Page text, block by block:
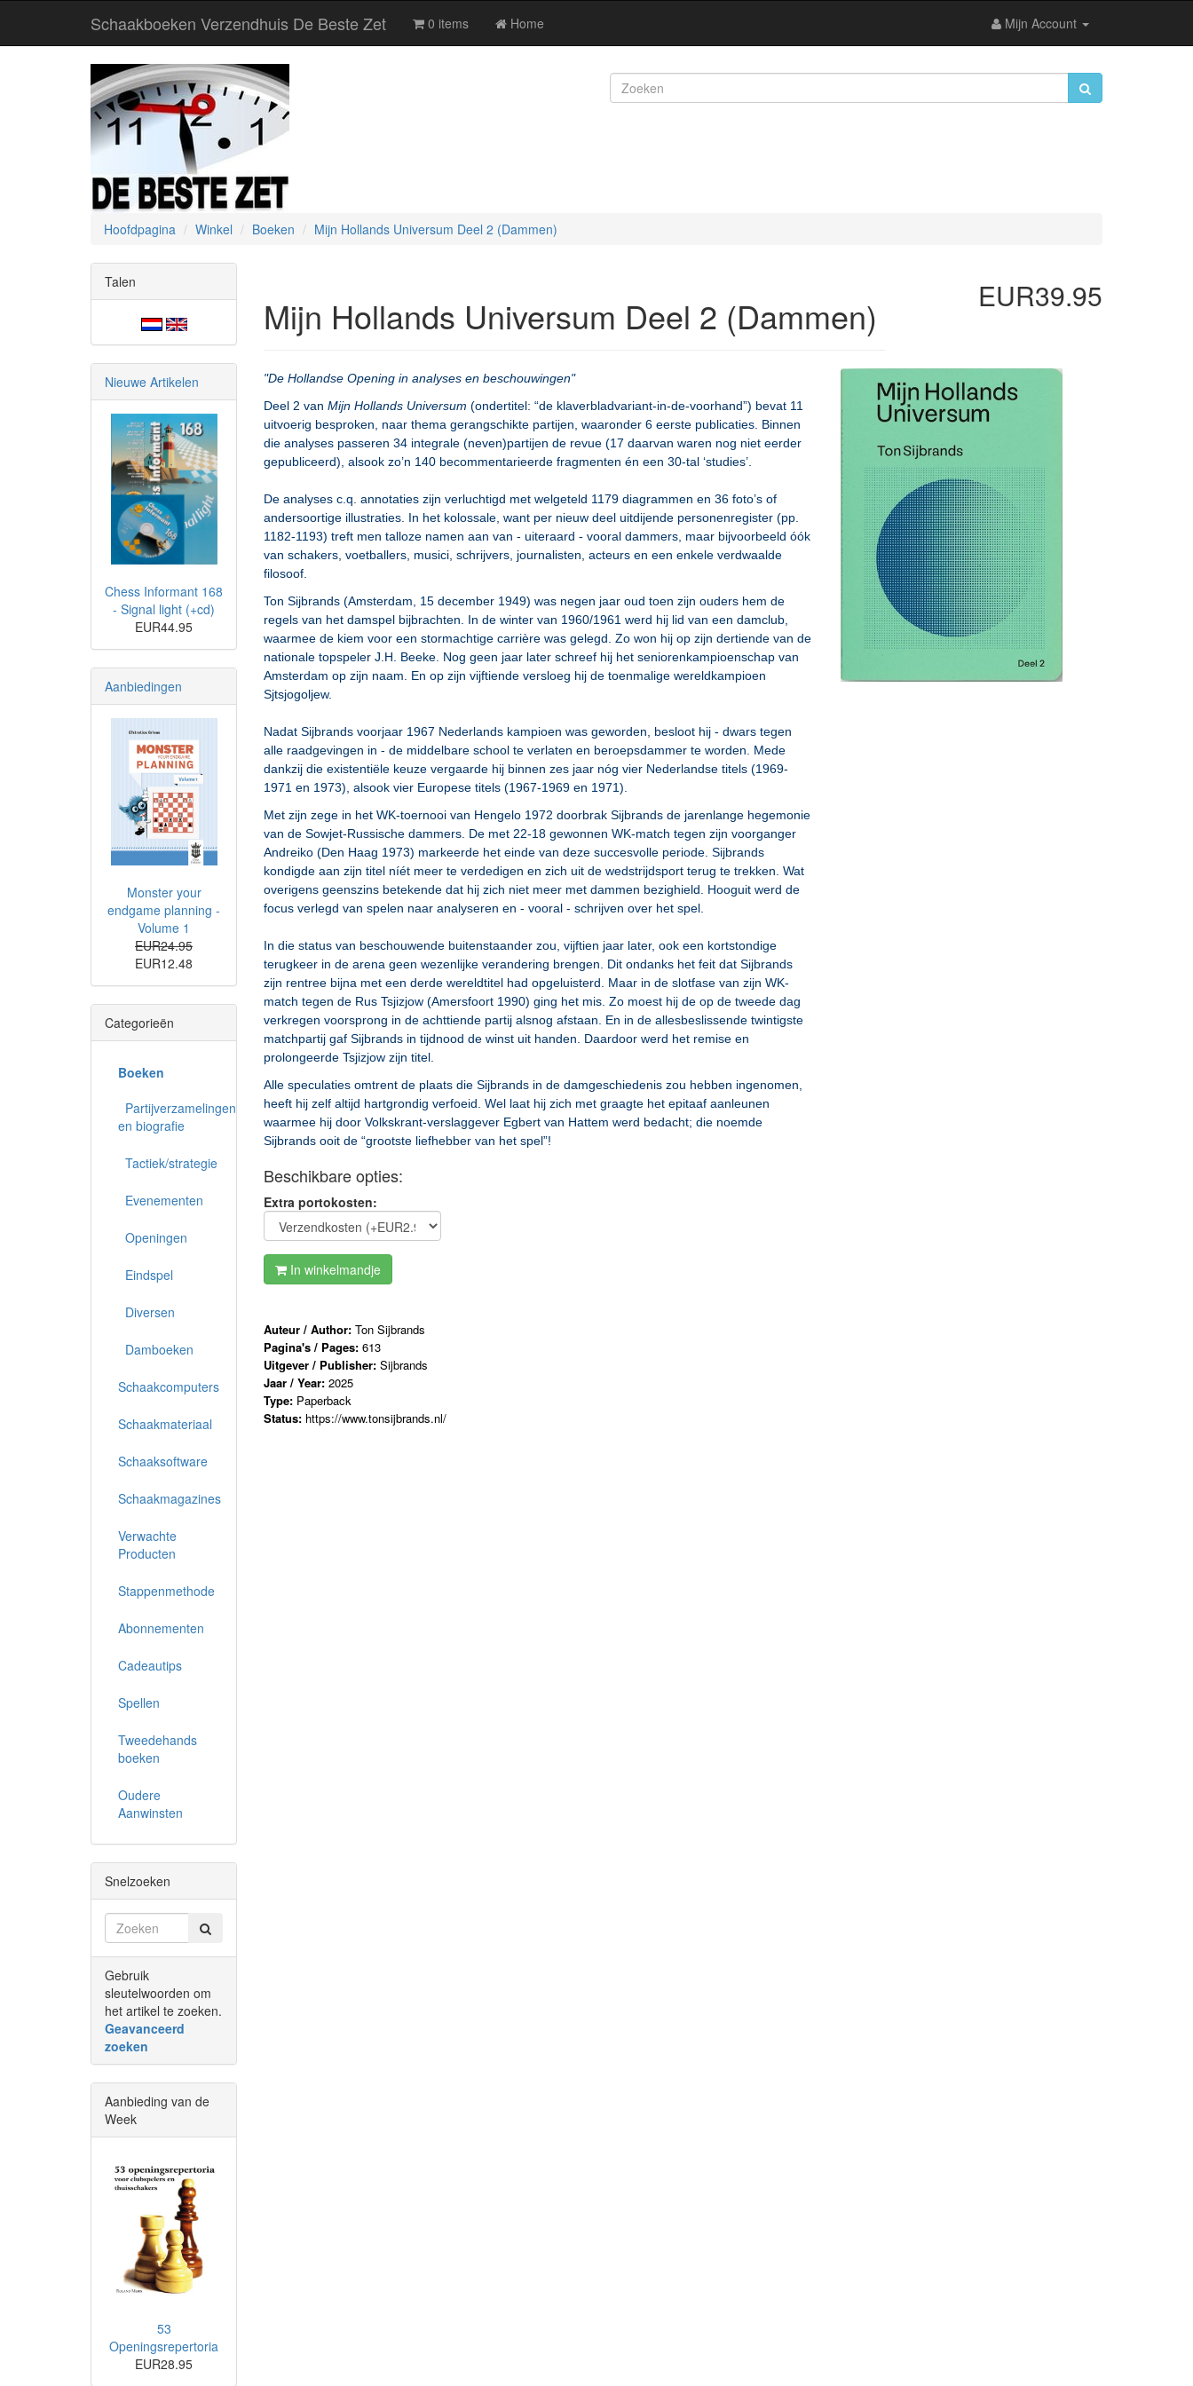
Schaakboeken Verzendhuis De Beste Zet 0 items Home Mijn Account
Hoofdpagina Winkel Boeken Mijn Hollands Universum Deel 2 (Dammen)
Mijn Hollands Universum Deel 2 (Dammen) EUR39.95
"De Hollandse Opening in analyses en beschouwingen"
Deel 2 van Mijn Hollands Universum (ondertitel: “de klaverbladvariant-in-de-voorhand”) bevat 11
uitvoerig besproken, naar thema gerangschikte partijen, waaronder 6 eerste publicaties. Binnen
die analyses passeren 34 integrale (neven)partijen de revue (17 daarvan waren nog niet eerder
gepubliceerd), alsook zo’n 140 becommentarieerde fragmenten én een 30-tal ‘studies’.
De analyses c.q. annotaties zijn verluchtigd met welgeteld 1179 diagrammen en 36 foto’s of
andersoortige illustraties. In het kolossale, want per nieuw deel uitdijende personenregister (pp.
1182-1193) treft men talloze namen aan van - uiteraard - vooral dammers, maar bijvoorbeeld óók
van schakers, voetballers, musici, schrijvers, journalisten, acteurs en een enkele verdwaalde
filosoof.
Ton Sijbrands (Amsterdam, 15 december 1949) was negen jaar oud toen zijn ouders hem de
regels van het damspel bijbrachten. In de winter van 1960/1961 werd hij lid van een damclub,
waarmee de kiem voor een stormachtige carrière was gelegd. Zo won hij op zijn dertiende van de
nationale topspeler J.H. Beeke. Nog geen jaar later schreef hij het seniorenkampioenschap van
Amsterdam op zijn naam. En op zijn vijftiende versloeg hij de toenmalige wereldkampioen
Sjtsjogoljew.
Nadat Sijbrands voorjaar 1967 Nederlands kampioen was geworden, besloot hij - dwars tegen
alle raadgevingen in - de middelbare school te verlaten en beroepsdammer te worden. Mede
dankzij die existentiële keuze vergaarde hij binnen zes jaar nóg vier Nederlandse titels (1969-
1971 en 1973), alsook vier Europese titels (1967-1969 en 1971).
Met zijn zege in het WK-toernooi van Hengelo 1972 doorbrak Sijbrands de jarenlange hegemonie
van de Sowjet-Russische dammers. De met 22-18 gewonnen WK-match tegen zijn voorganger
Andreiko (Den Haag 1973) markeerde het einde van deze succesvolle periode. Sijbrands
kondigde aan zijn titel níét meer te verdedigen en zich uit de wedstrijdsport terug te trekken. Wat
overigens geenszins betekende dat hij zich niet meer met dammen bezighield. Hooguit werd de
focus verlegd van spelen naar analyseren en - vooral - schrijven over het spel.
In die status van beschouwende buitenstaander zou, vijftien jaar later, ook een kortstondige
terugkeer in de arena geen wezenlijke verandering brengen. Dit ondanks het feit dat Sijbrands
zijn rentree bijna met een derde wereldtitel had opgeluisterd. Maar in de slotfase van zijn WK-
match tegen de Rus Tsjizjow (Amersfoort 1990) ging het mis. Zo moest hij de op de tweede dag
verkregen voorsprong in de achttiende partij alsnog afstaan. En in de allesbeslissende twintigste
matchpartij gaf Sijbrands in tijdnood de winst uit handen. Daardoor werd het remise en
prolongeerde Tsjizjow zijn titel.
Alle speculaties omtrent de plaats die Sijbrands in de damgeschiedenis zou hebben ingenomen,
heeft hij zelf altijd hartgrondig verfoeid. Wel laat hij zich met graagte het epitaaf aanleunen
waarmee hij door Volkskrant-verslaggever Egbert van Hattem werd bedacht; die noemde
Sijbrands ooit de “grootste liefhebber van het spel”!
Beschikbare opties:
Extra portokosten:
In winkelmandje
Auteur / Author: Ton Sijbrands
Pagina's / Pages: 613
Uitgever / Publisher: Sijbrands
Jaar / Year: 2025
Type: Paperback
Status: https://www.tonsijbrands.nl/
Talen
Nieuwe Artikelen
Chess Informant 168
- Signal light (+cd)
EUR44.95
Aanbiedingen
Monster your
endgame planning -
Volume 1
EUR24.95
EUR12.48
Categorieën
Boeken
Partijverzamelingen
en biografie
Tactiek/strategie
Evenementen
Openingen
Eindspel
Diversen
Damboeken
Schaakcomputers
Schaakmateriaal
Schaaksoftware
Schaakmagazines
Verwachte
Producten
Stappenmethode
Abonnementen
Cadeautips
Spellen
Tweedehands
boeken
Oudere
Aanwinsten
Snelzoeken
Gebruik
sleutelwoorden om
het artikel te zoeken.
Geavanceerd
zoeken
Aanbieding van de
Week
53
Openingsrepertoria
EUR28.95